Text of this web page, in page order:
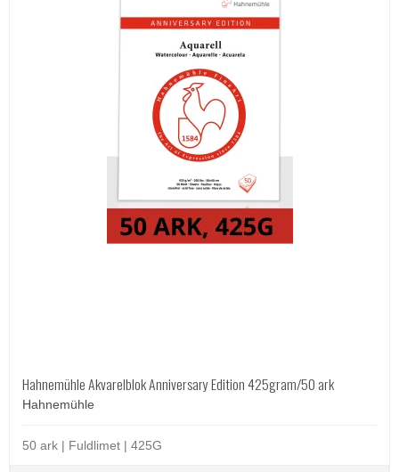
Hahnemühle Akvarelblok Anniversary Edition 425gram/50 ark
Hahnemühle
50 ark | Fuldlimet | 425G